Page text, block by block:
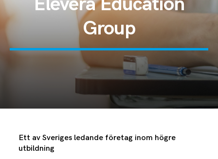
Group
Ett av Sveriges ledande företag inom högre
utbildning